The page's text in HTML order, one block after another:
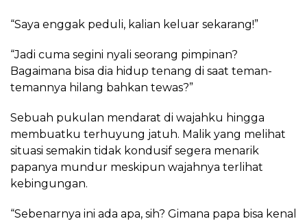
“Saya enggak peduli, kalian keluar sekarang!”
“Jadi cuma segini nyali seorang pimpinan?
Bagaimana bisa dia hidup tenang di saat teman-
temannya hilang bahkan tewas?”
Sebuah pukulan mendarat di wajahku hingga
membuatku terhuyung jatuh. Malik yang melihat
situasi semakin tidak kondusif segera menarik
papanya mundur meskipun wajahnya terlihat
kebingungan.
“Sebenarnya ini ada apa, sih? Gimana papa bisa kenal